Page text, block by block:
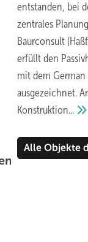
entstanden, bei
zentrales
Baurconsult
erfüllt den
mit dem German
ausgezeichnet.
Konstruktion...
Alle Objekte